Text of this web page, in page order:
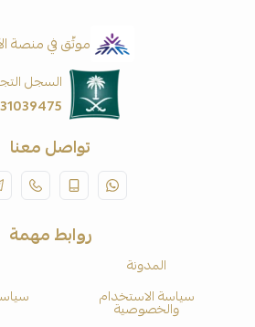
موثّق في منصة
السجل
تواصل معنا
روابط مهمة
المدونة
سياسة الاستخدام
والخصوصية